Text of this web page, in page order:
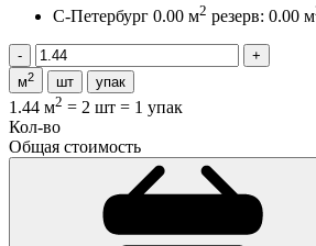
С-Петербург 0.00 м2 резерв: 0.00 м
м2 шт упак
1.44 м2 = 2 шт = 1 упак
Кол-во
Общая стоимость